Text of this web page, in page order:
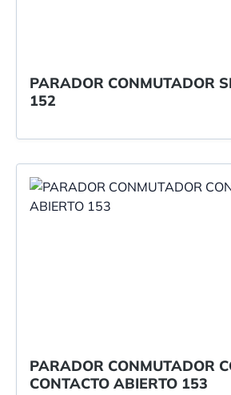
PARADOR CONMUTADOR
152
PARADOR CONMUTADOR
CONTACTO ABIERTO 153